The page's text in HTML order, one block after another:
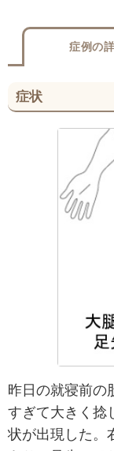
症例の
症状
昨日の就寝前の
すぎて大きく捻
状が出現した。